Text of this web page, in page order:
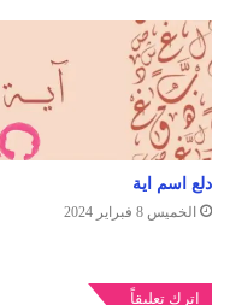
دلع اسم اية
الخميس 8 فبراير 2024
اترك تعليقاً